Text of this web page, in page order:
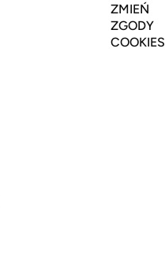
ZMIEŃ
ZGODY
COOKIES